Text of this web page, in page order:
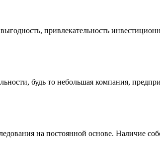
привлекательность
будь то небольшая компания,
на постоянной основе. Наличие